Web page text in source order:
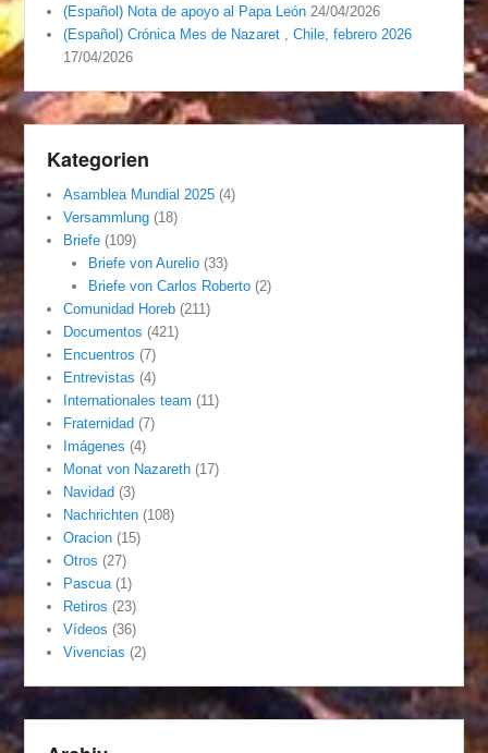
(Español) Nota de apoyo al Papa León 24/04/2026
(Español) Crónica Mes de Nazaret , Chile, febrero 2026
17/04/2026
Kategorien
Asamblea Mundial 2025 (4)
Versammlung (18)
Briefe (109)
Briefe von Aurelio(33)
Briefe von Carlos Roberto(2)
Comunidad Horeb (211)
Documentos (421)
Encuentros (7)
Entrevistas (4)
Internationales team (11)
Fraternidad (7)
Imágenes (4)
Monat von Nazareth (17)
Navidad (3)
Nachrichten (108)
Oracion (15)
Otros (27)
Pascua (1)
Retiros (23)
Vídeos (36)
Vivencias (2)